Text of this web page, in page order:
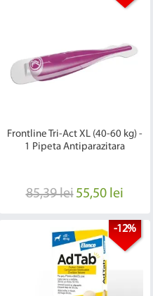
Frontline Tri-Act XL (40-60 kg) -
1 Pipeta Antiparazitara
85,39 lei 55,50 lei
-12%